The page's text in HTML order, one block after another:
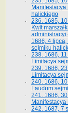
Manifestacya
halickiego
236. 1685,
Kwit
administracyi
1686, 4
sejmiku
238. 1686,
Limitacya
239. 1686,
Limitacya
240. 1686,
Laudum
241. 1686,
Manifestacya
242. 1687, 7